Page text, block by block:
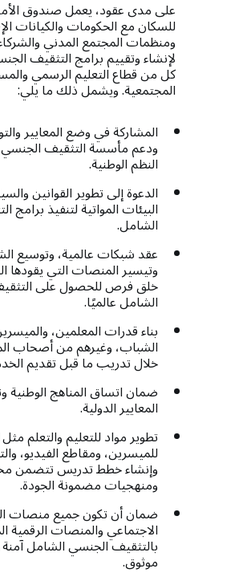
على مدى عقود، يعمل صندوق
للسكان مع الحكومات والكيانات
ومنظمات المجتمع المدني
لإنشاء وتقييم برامج التثقيف
كل من قطاع التعليم الرسمي
المجتمعية. ويشمل ذلك ما يلي:
المشاركة في وضع المعايير
ودعم مأسسة التثقيف
النظم الوطنية.
الدعوة إلى تطوير القوانين
البيئات المواتية لتنفيذ
الشامل.
عقد شبكات عالمية، وتوسيع
وتيسير المنصات التي
خلق فرص للحصول على
الشامل عالميًا.
بناء قدرات المعلمين،
الشباب، وغيرهم من أصحاب
خلال تدريب ما قبل تقديم
ضمان اتساق المناهج الوطنية
المعايير الدولية.
تطوير مواد للتعليم والتعلم مثل
للميسرين، ومقاطع الفيديو،
وإنشاء خطط تدريس تتضمن
ومنهجيات مضمونة الجودة.
ضمان أن تكون جميع منصات
الاجتماعي والمنصات الرقمية
بالتثقيف الجنسي الشامل
موثوق.